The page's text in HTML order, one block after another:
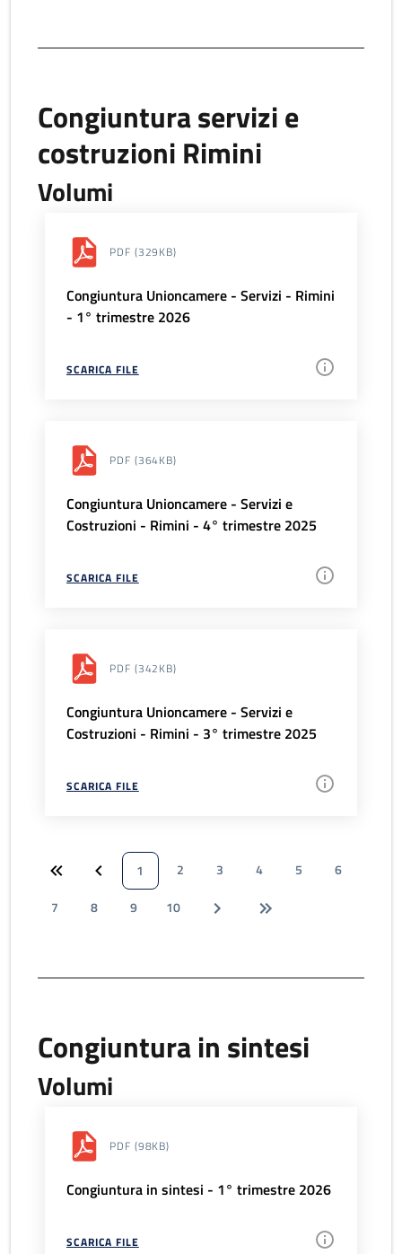
Congiuntura servizi e
costruzioni Rimini
Volumi
PDF (329KB)
Congiuntura Unioncamere - Servizi - Rimini
- 1° trimestre 2026
SCARICA FILE
PDF (364KB)
Congiuntura Unioncamere - Servizi e
Costruzioni - Rimini - 4° trimestre 2025
SCARICA FILE
PDF (342KB)
Congiuntura Unioncamere - Servizi e
Costruzioni - Rimini - 3° trimestre 2025
SCARICA FILE
1 2 3 4 5
6
7
8 9 10
Congiuntura in sintesi
Volumi
PDF (98KB)
Congiuntura in sintesi - 1° trimestre 2026
SCARICA FILE